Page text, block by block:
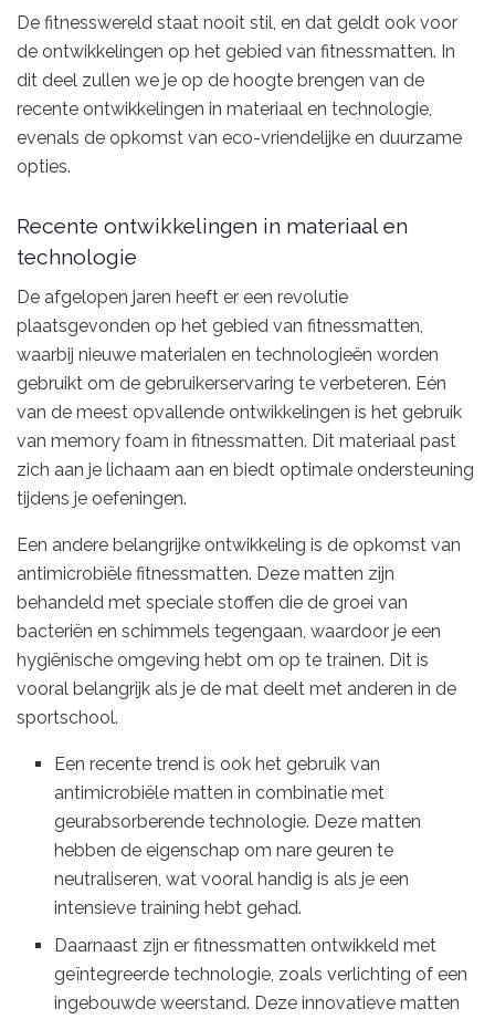
De fitnesswereld staat nooit stil, en dat geldt ook voor
de ontwikkelingen op het gebied van fitnessmatten. In
dit deel zullen we je op de hoogte brengen van de
recente ontwikkelingen in materiaal en technologie,
evenals de opkomst van eco-vriendelijke en duurzame
opties.
Recente ontwikkelingen in materiaal en
technologie
De afgelopen jaren heeft er een revolutie
plaatsgevonden op het gebied van fitnessmatten,
waarbij nieuwe materialen en technologieën worden
gebruikt om de gebruikerservaring te verbeteren. Eén
van de meest opvallende ontwikkelingen is het gebruik
van memory foam in fitnessmatten. Dit materiaal past
zich aan je lichaam aan en biedt optimale ondersteuning
tijdens je oefeningen.
Een andere belangrijke ontwikkeling is de opkomst van
antimicrobiële fitnessmatten. Deze matten zijn
behandeld met speciale stoffen die de groei van
bacteriën en schimmels tegengaan, waardoor je een
hygiënische omgeving hebt om op te trainen. Dit is
vooral belangrijk als je de mat deelt met anderen in de
sportschool.
Een recente trend is ook het gebruik van
antimicrobiële matten in combinatie met
geurabsorberende technologie. Deze matten
hebben de eigenschap om nare geuren te
neutraliseren, wat vooral handig is als je een
intensieve training hebt gehad.
Daarnaast zijn er fitnessmatten ontwikkeld met
geïntegreerde technologie, zoals verlichting of een
ingebouwde weerstand. Deze innovatieve matten